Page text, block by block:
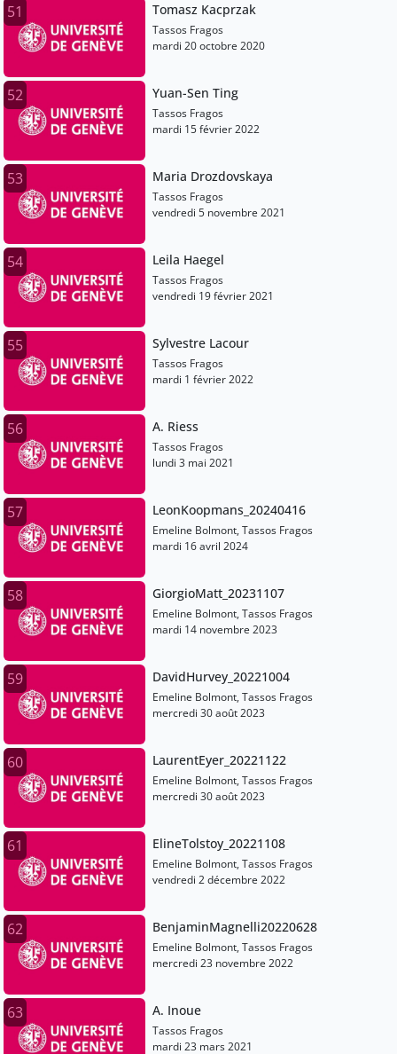
51 Tomasz Kacprzak
Tassos Fragos
mardi 20 octobre 2020
52 Yuan-Sen Ting
Tassos Fragos
mardi 15 février 2022
53 Maria Drozdovskaya
Tassos Fragos
vendredi 5 novembre 2021
54 Leila Haegel
Tassos Fragos
vendredi 19 février 2021
55 Sylvestre Lacour
Tassos Fragos
mardi 1 février 2022
56 A. Riess
Tassos Fragos
lundi 3 mai 2021
57 LeonKoopmans_20240416
Emeline Bolmont, Tassos Fragos
mardi 16 avril 2024
58 GiorgioMatt_20231107
Emeline Bolmont, Tassos Fragos
mardi 14 novembre 2023
59 DavidHurvey_20221004
Emeline Bolmont, Tassos Fragos
mercredi 30 août 2023
60 LaurentEyer_20221122
Emeline Bolmont, Tassos Fragos
mercredi 30 août 2023
61 ElineTolstoy_20221108
Emeline Bolmont, Tassos Fragos
vendredi 2 décembre 2022
62 BenjaminMagnelli20220628
Emeline Bolmont, Tassos Fragos
mercredi 23 novembre 2022
63 A. Inoue
Tassos Fragos
mardi 23 mars 2021